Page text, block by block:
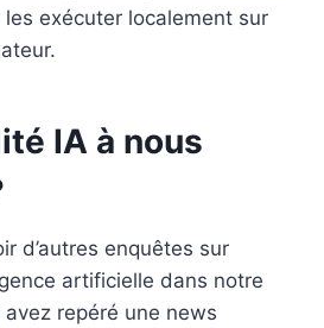
exécuter localement sur
IA à nous
d’autres enquêtes sur
artificielle dans notre
repéré une news